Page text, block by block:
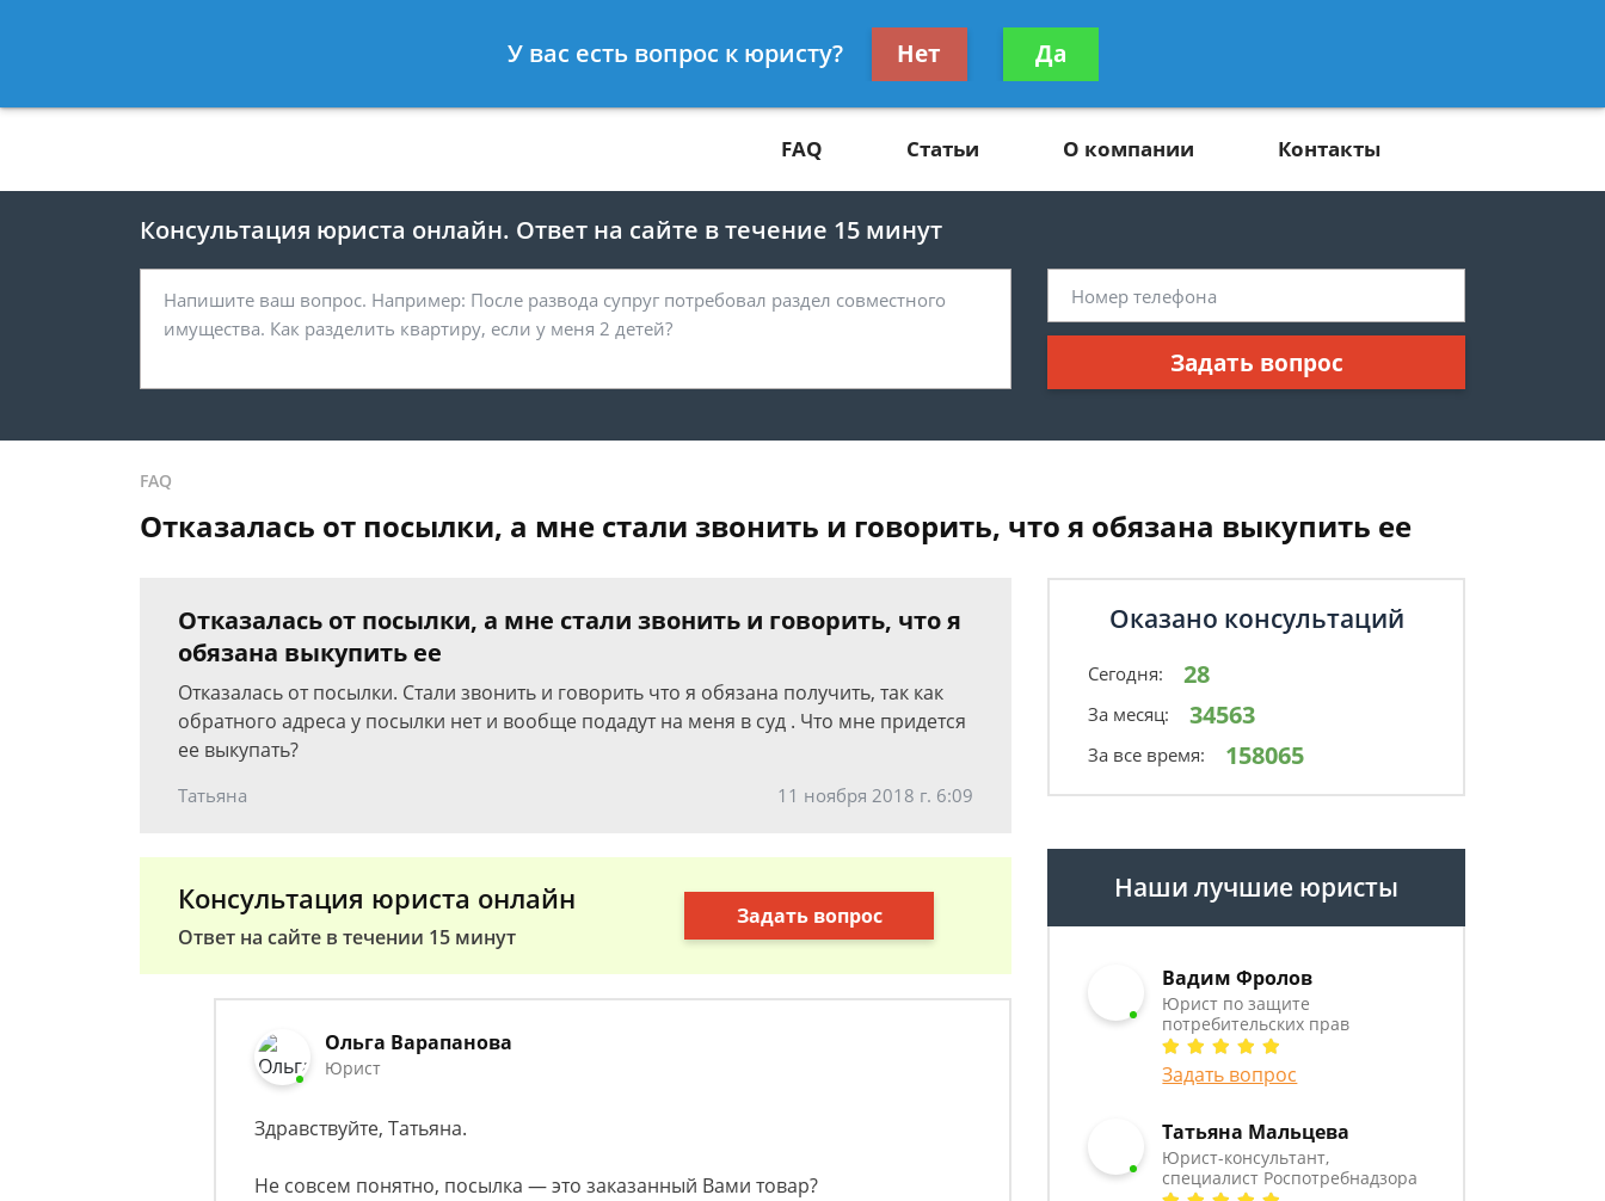
8 812 425-67-81
Получите консультацию
бесплатно
FAQ Статьи О компании Контакты
Консультация юриста онлайн. Ответ на сайте в течение 15 минут
Задать вопрос
FAQ
Отказалась от посылки, а мне стали звонить и говорить, что я обязана выкупить ее
Отказалась от посылки, а мне стали звонить и говорить, что я
обязана выкупить ее
Отказалась от посылки. Стали звонить и говорить что я обязана получить, так как
обратного адреса у посылки нет и вообще подадут на меня в суд . Что мне придется
ее выкупать?
Татьяна 11 ноября 2018 г. 6:09
Консультация юриста онлайн
Ответ на сайте в течении 15 минут
Задать вопрос
Ольга Варапанова
Юрист
Здравствуйте, Татьяна.
Не совсем понятно, посылка — это заказанный Вами товар?
Оказано консультаций
Сегодня: 28
За месяц: 34563
За все время: 158065
Наши лучшие юристы
Вадим Фролов
Юрист по защите
потребительских прав
Задать вопрос
Татьяна Мальцева
Юрист-консультант,
специалист Роспотребнадзора
У вас есть вопрос к юристу? Нет Да